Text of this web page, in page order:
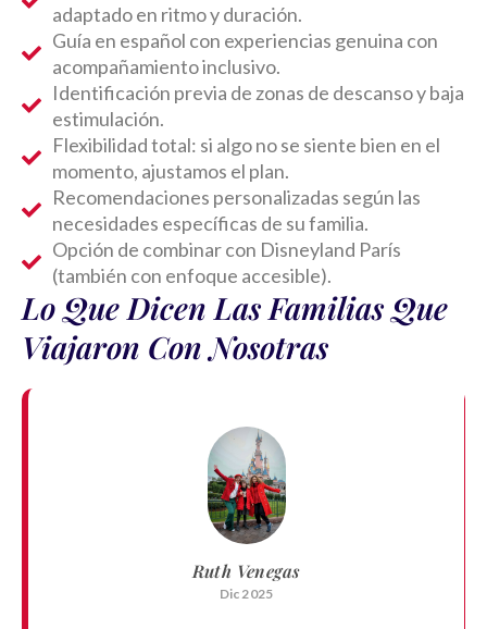
adaptado en ritmo y duración.
Guía en español con experiencias genuina con
acompañamiento inclusivo.
Identificación previa de zonas de descanso y baja
estimulación.
Flexibilidad total: si algo no se siente bien en el
momento, ajustamos el plan.
Recomendaciones personalizadas según las
necesidades específicas de su familia.
Opción de combinar con Disneyland París
(también con enfoque accesible).
Lo Que Dicen Las Familias Que
Viajaron Con Nosotras
Ruth Venegas
Dic 2025